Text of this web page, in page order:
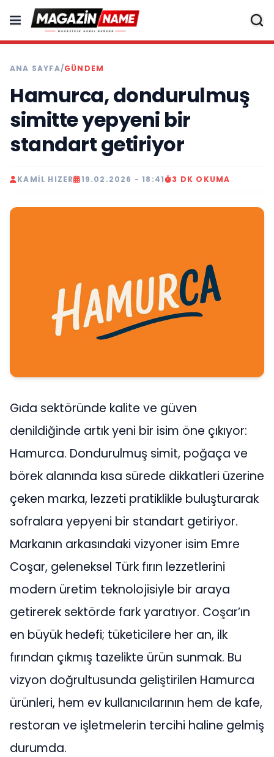
ANA SAYFA/GÜNDEM
Hamurca, dondurulmuş
simitte yepyeni bir
standart getiriyor
KAMIL HIZER 19.02.2026 - 18:41 3 DK OKUMA
Gıda sektöründe kalite ve güven
denildiğinde artık yeni bir isim öne çıkıyor:
Hamurca. Dondurulmuş simit, poğaça ve
börek alanında kısa sürede dikkatleri üzerine
çeken marka, lezzeti pratiklikle buluşturarak
sofralara yepyeni bir standart getiriyor.
Markanın arkasındaki vizyoner isim Emre
Coşar, geleneksel Türk fırın lezzetlerini
modern üretim teknolojisiyle bir araya
getirerek sektörde fark yaratıyor. Coşar’ın
en büyük hedefi; tüketicilere her an, ilk
fırından çıkmış tazelikte ürün sunmak. Bu
vizyon doğrultusunda geliştirilen Hamurca
ürünleri, hem ev kullanıcılarının hem de kafe,
restoran ve işletmelerin tercihi haline gelmiş
durumda.